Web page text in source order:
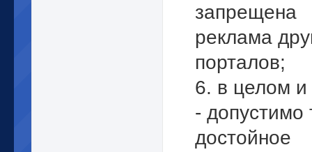
запрещена
реклама
порталов;
6. в целом
- допустимо
достойное